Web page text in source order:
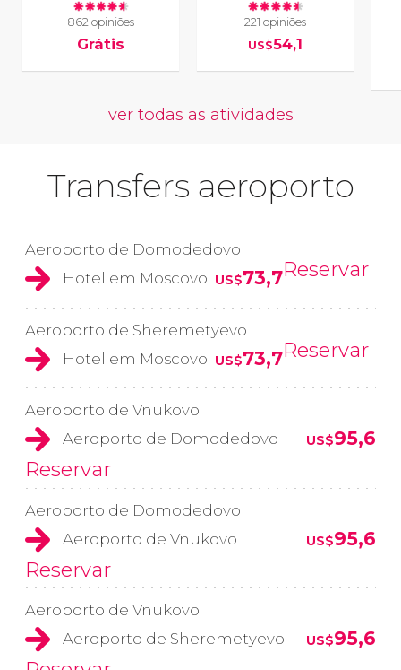
862 opiniões
Grátis
221 opiniões
US$54,1
ver todas as atividades
Transfers aeroporto
Aeroporto de Domodedovo
Hotel em Moscovo US$73,7Reservar
Aeroporto de Sheremetyevo
Hotel em Moscovo US$73,7Reservar
Aeroporto de Vnukovo
Aeroporto de Domodedovo
US$95,6
Reservar
Aeroporto de Domodedovo
Aeroporto de Vnukovo
US$95,6
Reservar
Aeroporto de Vnukovo
Aeroporto de Sheremetyevo
US$95,6